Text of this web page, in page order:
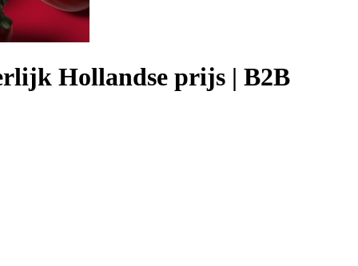
Hollandse prijs | B2B